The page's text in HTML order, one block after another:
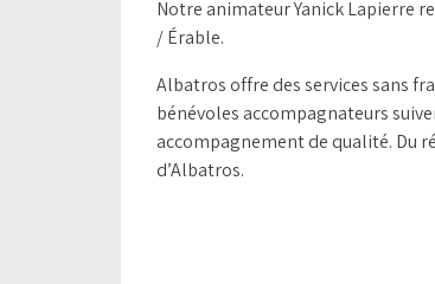
Notre animateur Yanick Lapierre
/ Érable.
Albatros offre des services sans
bénévoles accompagnateurs
accompagnement de qualité. Du
d’Albatros.